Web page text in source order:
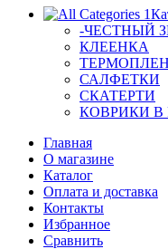
-ЧЕСТНЫЙ
КЛЕЕНКА
САЛФЕТКИ
СКАТЕРТИ
КОВРИКИ В
Главная
О магазине
Каталог
Оплата и доставка
Контакты
Избранное
Сравнить